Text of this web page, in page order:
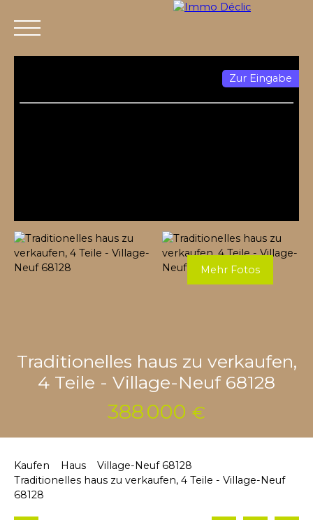
Zur Eingabe
Mehr Fotos
Traditionelles haus zu verkaufen,
4 Teile - Village-Neuf 68128
388 000 €
Kaufen Haus
Village-Neuf 68128
Traditionelles haus zu verkaufen, 4 Teile - Village-Neuf
68128